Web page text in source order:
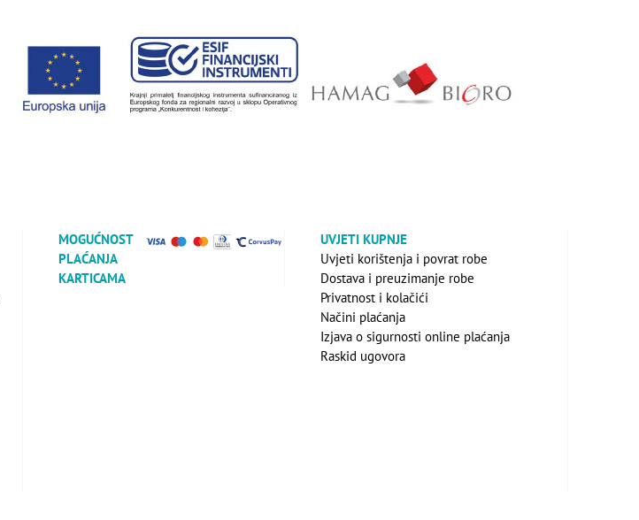
MOGUĆNOST
PLAĆANJA
KARTICAMA
UVJETI KUPNJE
Uvjeti korištenja i povrat robe
Dostava i preuzimanje robe
Privatnost i kolačići
Načini plaćanja
Izjava o sigurnosti online plaćanja
Raskid ugovora